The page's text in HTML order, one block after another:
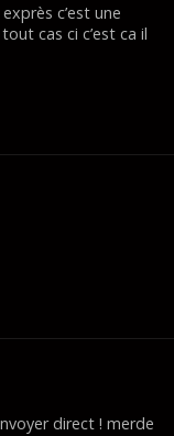
c’est une
cas ci c’est ca il
direct ! merde